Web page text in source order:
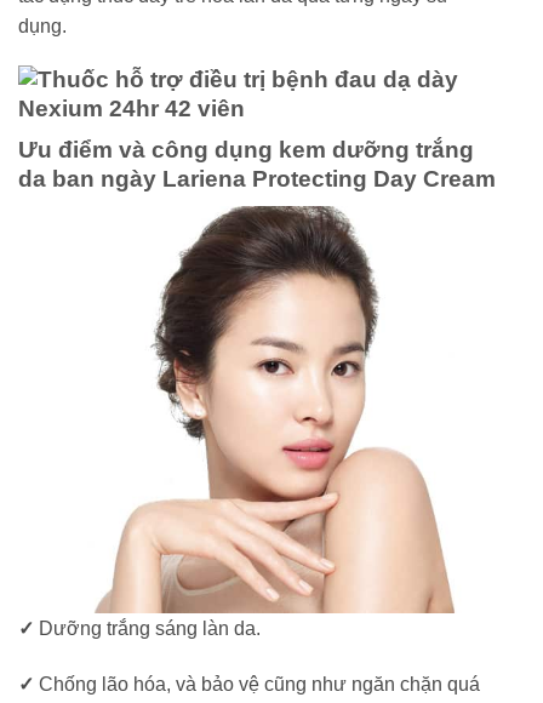
dụng.
Ưu điểm và công dụng kem dưỡng trắng
da ban ngày Lariena Protecting Day Cream
✓ Dưỡng trắng sáng làn da.
✓ Chống lão hóa, và bảo vệ cũng như ngăn chặn quá